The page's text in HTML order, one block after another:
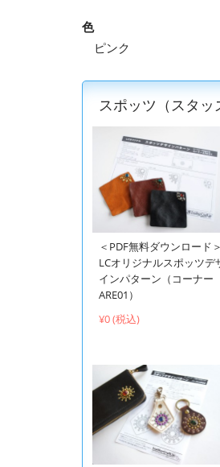
色
ピンク
スポッツ（スタッ
＜PDF無料ダウンロード＞
LCオリジナルスポッツデ
インパターン（コーナー
ARE01）
¥0 (税込)